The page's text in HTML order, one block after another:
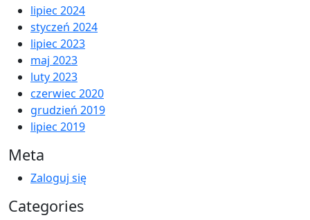
lipiec 2024
styczeń 2024
lipiec 2023
maj 2023
luty 2023
czerwiec 2020
grudzień 2019
lipiec 2019
Meta
Zaloguj się
Categories